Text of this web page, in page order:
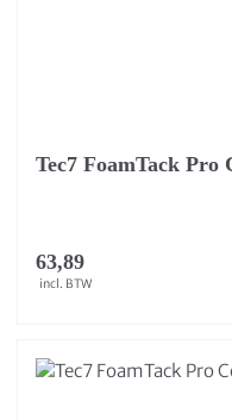
Tec7 FoamTack
63,89
incl. BTW